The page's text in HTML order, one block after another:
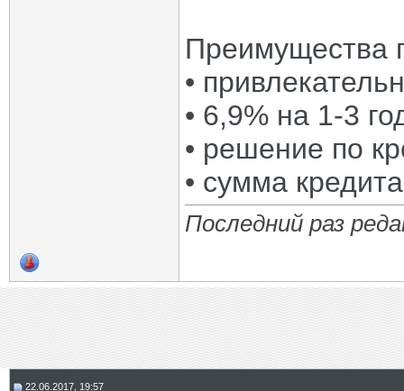
Преимущества
•
• 6,9% на 1-3
• решение по
• сумма
Последний раз
22.06.2017, 19:57